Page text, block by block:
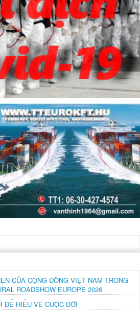
CỦA CỘNG ĐỒNG VIỆT NAM TRONG
ROADSHOW EUROPE 2026
ĐỂ HIỂU VỀ CUỘC ĐỜI